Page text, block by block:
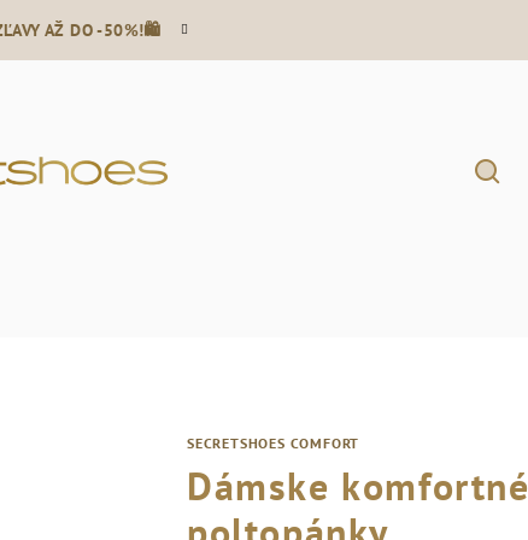
AŽ DO -50%!🛍️
SECRETSHOES COMFORT
Dámske komfortné